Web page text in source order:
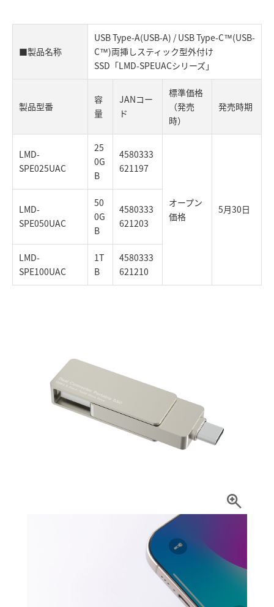
■製品名称
USB Type-A(USB-A) / USB Type-C™(USB-
C™)両挿しスティック型外付け
SSD「LMD-SPEUACシリーズ」
製品型番
容
量
JANコー
ド
標準価格
（発売
時）
発売時期
LMD-
SPE025UAC
25
0G
B
4580333
621197
オープン
価格
5月30日
LMD-
SPE050UAC
50
0G
B
4580333
621203
LMD-
SPE100UAC
1T
B
4580333
621210